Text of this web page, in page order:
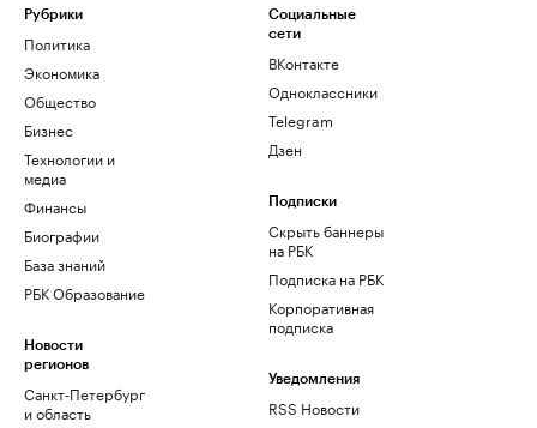
Рубрики
Политика
Экономика
Общество
Бизнес
Технологии и
медиа
Финансы
Биографии
База знаний
РБК Образование
Новости
регионов
Санкт-Петербург
и область
Социальные
сети
ВКонтакте
Одноклассники
Telegram
Дзен
Подписки
Скрыть баннеры
на РБК
Подписка на РБК
Корпоративная
подписка
Уведомления
RSS Новости